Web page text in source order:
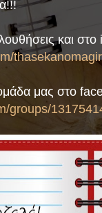
και
μας στο
groups/